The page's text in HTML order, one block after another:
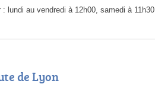
: lundi au vendredi à 12h00, samedi à 11h30
de Lyon